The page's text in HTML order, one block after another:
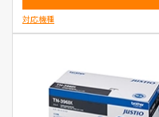
対応機種